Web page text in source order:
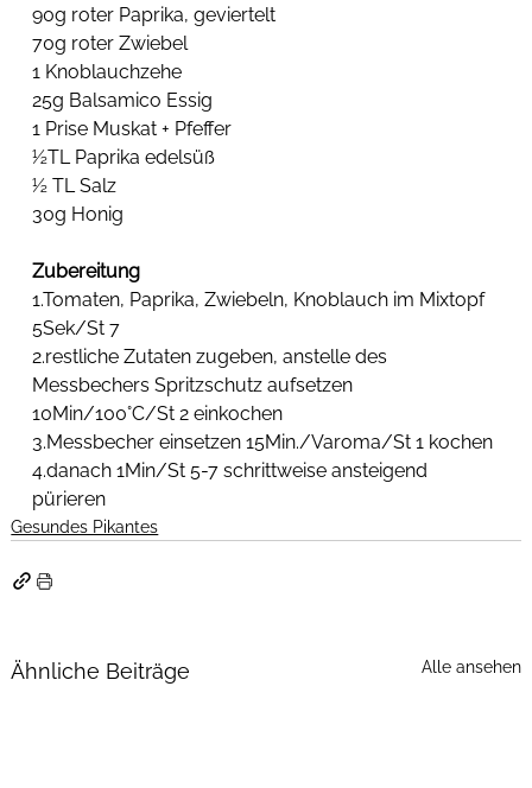
90g roter Paprika, geviertelt
70g roter Zwiebel
1 Knoblauchzehe
25g Balsamico Essig
1 Prise Muskat + Pfeffer
½TL Paprika edelsüß
½ TL Salz
30g Honig
Zubereitung
1.Tomaten, Paprika, Zwiebeln, Knoblauch im Mixtopf
5Sek/St 7
2.restliche Zutaten zugeben, anstelle des
Messbechers Spritzschutz aufsetzen
10Min/100°C/St 2 einkochen
3.Messbecher einsetzen 15Min./Varoma/St 1 kochen
4.danach 1Min/St 5-7 schrittweise ansteigend
pürieren
Gesundes Pikantes
Ähnliche Beiträge Alle ansehen